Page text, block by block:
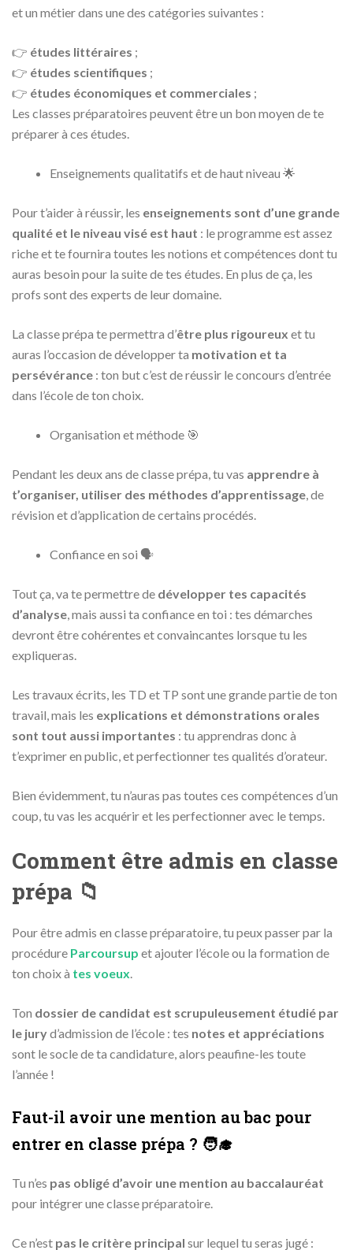
et un métier dans une des catégories suivantes :
👉 études littéraires ;
👉 études scientifiques ;
👉 études économiques et commerciales ;
Les classes préparatoires peuvent être un bon moyen de te
préparer à ces études.
Enseignements qualitatifs et de haut niveau 🌟
Pour t’aider à réussir, les enseignements sont d’une grande
qualité et le niveau visé est haut : le programme est assez
riche et te fournira toutes les notions et compétences dont tu
auras besoin pour la suite de tes études. En plus de ça, les
profs sont des experts de leur domaine.
La classe prépa te permettra d’être plus rigoureux et tu
auras l’occasion de développer ta motivation et ta
persévérance : ton but c’est de réussir le concours d’entrée
dans l’école de ton choix.
Organisation et méthode 🎯
Pendant les deux ans de classe prépa, tu vas apprendre à
t’organiser, utiliser des méthodes d’apprentissage, de
révision et d’application de certains procédés.
Confiance en soi 🗣
Tout ça, va te permettre de développer tes capacités
d’analyse, mais aussi ta confiance en toi : tes démarches
devront être cohérentes et convaincantes lorsque tu les
expliqueras.
Les travaux écrits, les TD et TP sont une grande partie de ton
travail, mais les explications et démonstrations orales
sont tout aussi importantes : tu apprendras donc à
t’exprimer en public, et perfectionner tes qualités d’orateur.
Bien évidemment, tu n’auras pas toutes ces compétences d’un
coup, tu vas les acquérir et les perfectionner avec le temps.
Comment être admis en classe
prépa 📁
Pour être admis en classe préparatoire, tu peux passer par la
procédure Parcoursup et ajouter l’école ou la formation de
ton choix à tes voeux.
Ton dossier de candidat est scrupuleusement étudié par
le juryd’admission de l’école : tes notes et appréciations
sont le socle de ta candidature, alors peaufine-les toute
l’année !
Faut-il avoir une mention au bac pour
entrer en classe prépa ? 🧑‍🎓
Tu n’es pas obligé d’avoir une mention au baccalauréat
pour intégrer une classe préparatoire.
Ce n’est pas le critère principal sur lequel tu seras jugé :